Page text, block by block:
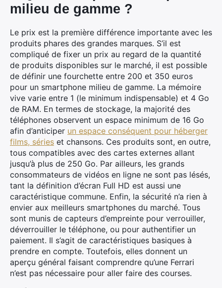
milieu de gamme ?
Le prix est la première différence importante avec les
produits phares des grandes marques. S’il est
compliqué de fixer un prix au regard de la quantité
de produits disponibles sur le marché, il est possible
de définir une fourchette entre 200 et 350 euros
pour un smartphone milieu de gamme. La mémoire
vive varie entre 1 (le minimum indispensable) et 4 Go
de RAM. En termes de stockage, la majorité des
téléphones observent un espace minimum de 16 Go
afin d’anticiper un espace conséquent pour héberger
films, séries et chansons. Ces produits sont, en outre,
tous compatibles avec des cartes externes allant
jusqu’à plus de 250 Go. Par ailleurs, les grands
consommateurs de vidéos en ligne ne sont pas lésés,
tant la définition d’écran Full HD est aussi une
caractéristique commune. Enfin, la sécurité n’a rien à
envier aux meilleurs smartphones du marché. Tous
sont munis de capteurs d’empreinte pour verrouiller,
déverrouiller le téléphone, ou pour authentifier un
paiement. Il s’agit de caractéristiques basiques à
prendre en compte. Toutefois, elles donnent un
aperçu général faisant comprendre qu’une Ferrari
n’est pas nécessaire pour aller faire des courses.